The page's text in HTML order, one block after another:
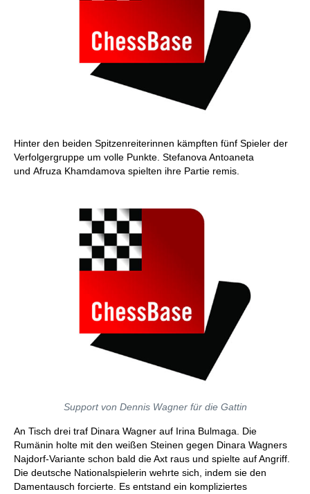
Hinter den beiden Spitzenreiterinnen kämpften fünf Spieler der
Verfolgergruppe um volle Punkte. Stefanova Antoaneta
und Afruza Khamdamova spielten ihre Partie remis.
Support von Dennis Wagner für die Gattin
An Tisch drei traf Dinara Wagner auf Irina Bulmaga. Die
Rumänin holte mit den weißen Steinen gegen Dinara Wagners
Najdorf-Variante schon bald die Axt raus und spielte auf Angriff.
Die deutsche Nationalspielerin wehrte sich, indem sie den
Damentausch forcierte. Es entstand ein kompliziertes